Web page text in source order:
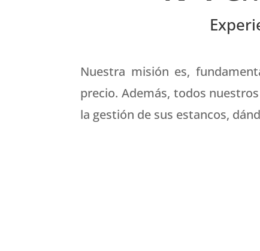
Nuestra misión es,
precio. Además, todos
la gestión de sus estancos,